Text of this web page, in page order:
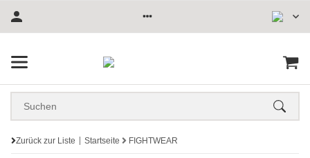
Zurück zur Liste Startseite FIGHTWEAR